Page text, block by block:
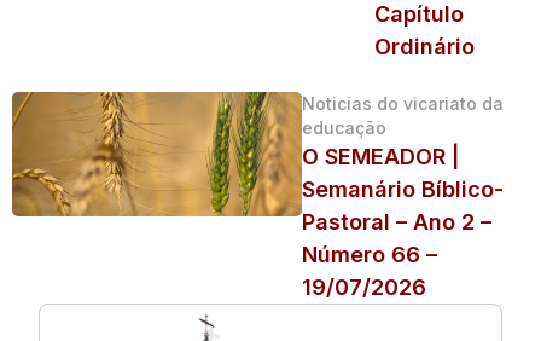
Capítulo
Ordinário
Noticias do vicariato da
educação
O SEMEADOR |
Semanário Bíblico-
Pastoral – Ano 2 –
Número 66 –
19/07/2026